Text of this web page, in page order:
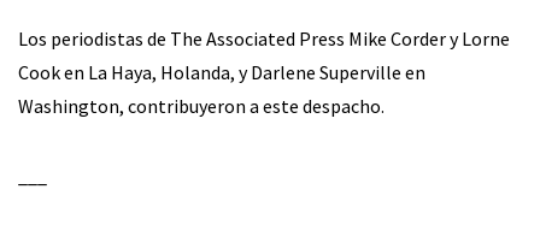
Los periodistas de The Associated Press Mike Corder y Lorne
Cook en La Haya, Holanda, y Darlene Superville en
Washington, contribuyeron a este despacho.